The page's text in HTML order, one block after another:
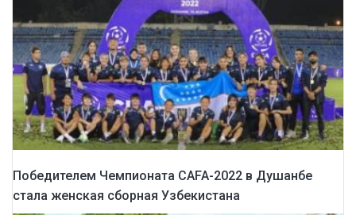
Победителем Чемпионата CAFA-2022 в Душанбе
стала женская сборная Узбекистана